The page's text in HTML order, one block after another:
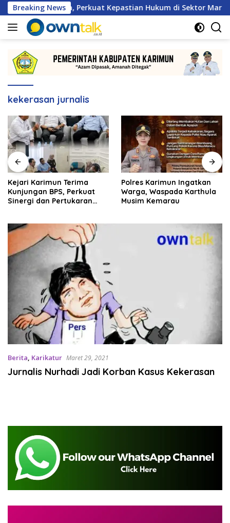
Langsung
ke
konten
Breaking News
Sama, Perkuat Kepastian Hukum di Sektor Maritim
kekerasan jurnalis
Kejari Karimun Terima
Kunjungan BPS, Perkuat
Sinergi dan Pertukaran
Polres Karimun Ingatkan
Warga, Waspada Karthula
Musim Kemarau
Berita, Karikatur Maret 29, 2021
Jurnalis Nurhadi Jadi Korban Kasus Kekerasan